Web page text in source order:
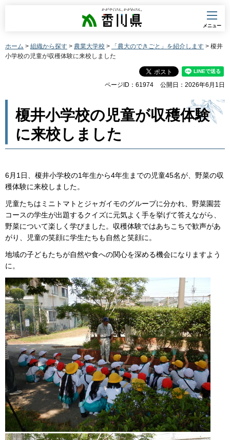
香川県
メニュー
ホーム > 組織から探す > 農業大学校 > 「農大のできごと」を紹介します > 榎井
小学校の児童が収穫体験に来校しました
ページID：61974 公開日：2026年6月1日
榎井小学校の児童が収穫体験
に来校しました
6月1日、榎井小学校の1年生から4年生までの児童45名が、野菜の収
穫体験に来校しました。
児童たちはミニトマトとジャガイモのグループに分かれ、野菜園芸
コースの学生が出題するクイズに元気よく手を挙げて答えながら、
野菜について楽しく学びました。収穫体験ではあちこちで歓声があ
がり、児童の笑顔に学生たちも自然と笑顔に。
地域の子どもたちが自然や食への関心を深める機会になりますよう
に。